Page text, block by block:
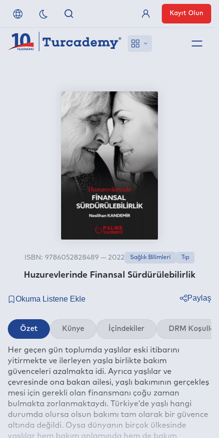
Referanslarımız
Uzaktan Erişim
Anlaşmalı Yayınevleri
Üye Girişi
Kayıt Olun
Huzurevlerinde Finansal Sürdürülebilirlik
ISBN: 9786052828489 — 2022 Sağlık Bilimleri Tıp
Paylaş
Twitter
Linkedin
Whatsapp
E-mail
Özet Künye İçindekiler DRM Koşulları
Her geçen gün toplumda yaşlılar eski itibarını
yitirmekte ve ilerleyen yaşla birlikte bakım
güvenceleri azalmakta idi. Ayrıca yaşlılar ve
çevresinde ona bakan ailesi, yaşlı bakımının gerçekleş
mesi için gerekli olan finansmanı çoğu zaman
bulmakta zorlanmaktaydı. Türkiye’de yaşlı hangi
durumda olursa olsun bakımı tam olarak bir güvence
altında değildi. Oysa dünyanın birçok ülkesinde
yaşlılar hem bakım anlamında hem de bakım